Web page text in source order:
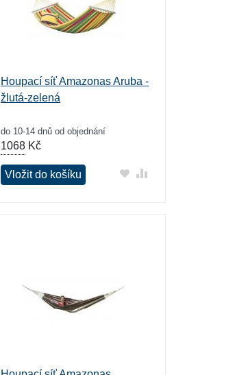
Houpací síť Amazonas Aruba -
žlutá-zelená
do 10-14 dnů od objednání
1068Kč
Vložit do košíku